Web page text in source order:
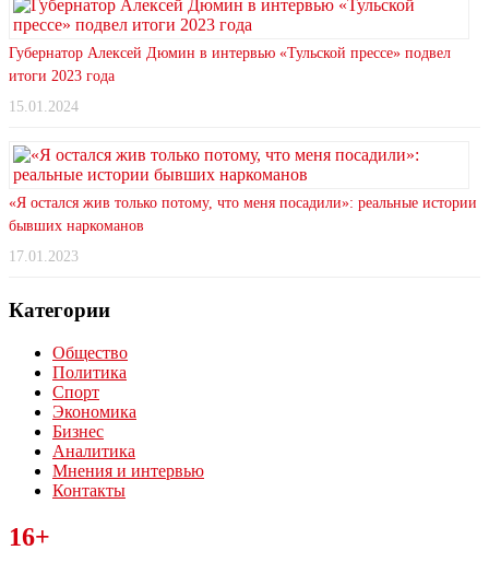
Губернатор Алексей Дюмин в интервью «Тульской прессе» подвел
итоги 2023 года
15.01.2024
«Я остался жив только потому, что меня посадили»: реальные истории
бывших наркоманов
17.01.2023
Категории
Общество
Политика
Спорт
Экономика
Бизнес
Аналитика
Мнения и интервью
Контакты
Читайте последние новости дня в Тульской области на сайте
“ЗаНовомосковск”
16+